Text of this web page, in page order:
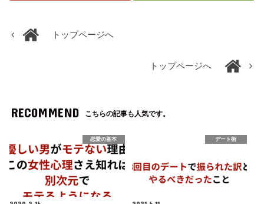
トップページへ
トップページへ
RECOMMEND こちらの記事も人気です。
恋愛の基本 デート術